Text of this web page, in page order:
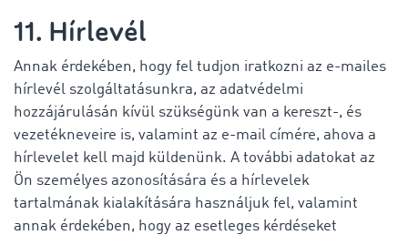
11. Hírlevél
Annak érdekében, hogy fel tudjon iratkozni az e-mailes
hírlevél szolgáltatásunkra, az adatvédelmi
hozzájárulásán kívül szükségünk van a kereszt-, és
vezetékneveire is, valamint az e-mail címére, ahova a
hírlevelet kell majd küldenünk. A további adatokat az
Ön személyes azonosítására és a hírlevelek
tartalmának kialakítására használjuk fel, valamint
annak érdekében, hogy az esetleges kérdéseket